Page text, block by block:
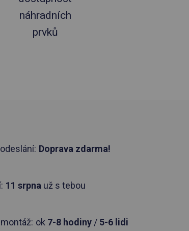
náhradních
prvků
Doprava zdarma!
11 srpna už s tebou
ok 7-8 hodiny/ 5-6 lidi